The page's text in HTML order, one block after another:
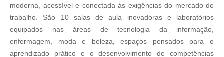
moderna, acessível e conectada às exigências do mercado de
trabalho. São 10 salas de aula inovadoras e laboratórios
equipados nas áreas de tecnologia da informação,
enfermagem, moda e beleza, espaços pensados para o
aprendizado prático e o desenvolvimento de competências